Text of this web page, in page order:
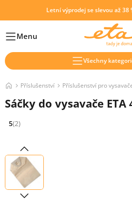
Letní výprodej se slevou až 38
HlavníMenu
Všechny
Příslušenství Příslušenství pro
Sáčky do vysavače ETA
Hodnocení: 5 z 5 (2 recenzí)
5(2)